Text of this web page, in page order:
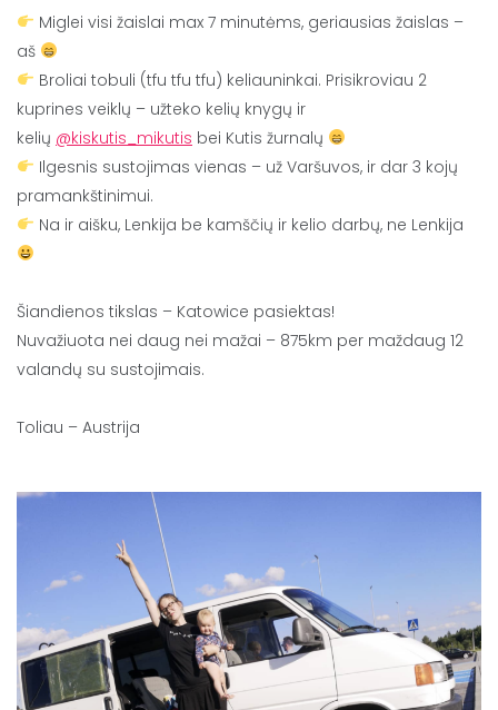
Miglei visi žaislai max 7 minutėms, geriausias žaislas –
aš
Broliai tobuli (tfu tfu tfu) keliauninkai. Prisikroviau 2
kuprines veiklų – užteko kelių knygų ir
kelių @kiskutis_mikutis bei Kutis žurnalų
Ilgesnis sustojimas vienas – už Varšuvos, ir dar 3 kojų
pramankštinimui.
Na ir aišku, Lenkija be kamščių ir kelio darbų, ne Lenkija
Šiandienos tikslas – Katowice pasiektas!
Nuvažiuota nei daug nei mažai – 875km per maždaug 12
valandų su sustojimais.
Toliau – Austrija